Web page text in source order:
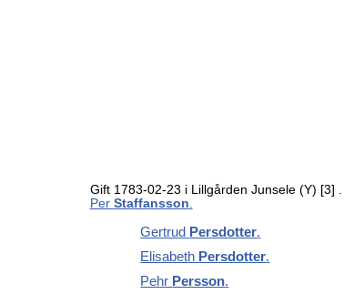
Gift 1783-02-23 i Lillgården Junsele (Y) [3] .
Per Staffansson.
Gertrud Persdotter.
Elisabeth Persdotter.
Pehr Persson.